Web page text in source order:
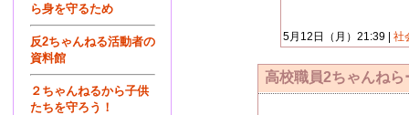
ら身を守るため
反2ちゃんねる活動者の
資料館
２ちゃんねるから子供
たちを守ろう！
5月12日（月）21:39 | 社
高校職員2ちゃんね